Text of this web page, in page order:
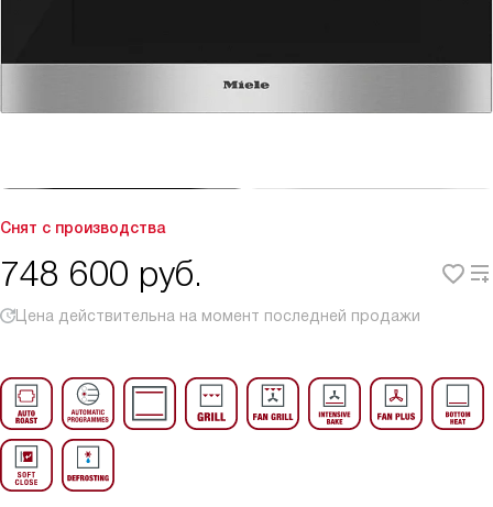
Снят с производства
748 600 руб.
Цена действительна на момент последней продажи